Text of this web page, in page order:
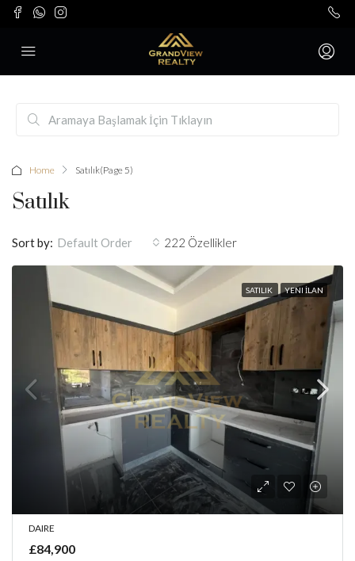
Home Satılık(Page 5)
Satılık
222 Özellikler
Sort by: Default Order
SATILIK YENI İLAN
DAIRE
£84,900